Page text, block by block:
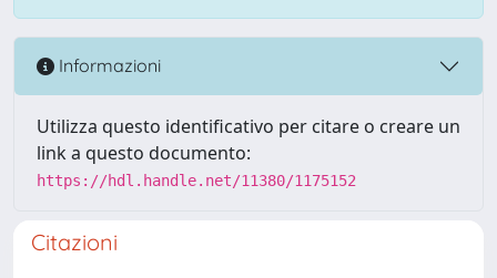
Informazioni
Utilizza questo identificativo per citare o creare un
link a questo documento:
https://hdl.handle.net/11380/1175152
Citazioni